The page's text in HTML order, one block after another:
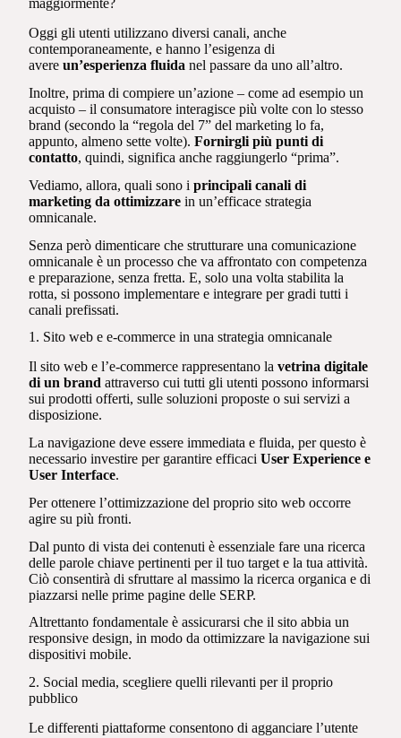
maggiormente?
Oggi gli utenti utilizzano diversi canali, anche
contemporaneamente, e hanno l’esigenza di
avereun’esperienza fluida nel passare da uno all’altro.
Inoltre, prima di compiere un’azione – come ad esempio un
acquisto – il consumatore interagisce più volte con lo stesso
brand (secondo la “regola del 7” del marketing lo fa,
appunto, almeno sette volte).Fornirgli più punti di
contatto, quindi, significa anche raggiungerlo “prima”.
Vediamo, allora, quali sono iprincipali canali di
marketing da ottimizzare in un’efficace strategia
omnicanale.
Senza però dimenticare che strutturare una comunicazione
omnicanale è un processo che va affrontato con competenza
e preparazione, senza fretta. E, solo una volta stabilita la
rotta, si possono implementare e integrare per gradi tutti i
canali prefissati.
1. Sito web e e-commerce in una strategia omnicanale
Il sito web e l’e-commerce rappresentano lavetrina digitale
di un brand attraverso cui tutti gli utenti possono informarsi
sui prodotti offerti, sulle soluzioni proposte o sui servizi a
disposizione.
La navigazione deve essere immediata e fluida, per questo è
necessario investire per garantire efficaci User Experience e
User Interface.
Per ottenere l’ottimizzazione del proprio sito web occorre
agire su più fronti.
Dal punto di vista dei contenuti è essenziale fare una ricerca
delle parole chiave pertinenti per il tuo target e la tua attività.
Ciò consentirà di sfruttare al massimo la ricerca organica e di
piazzarsi nelle prime pagine delle SERP.
Altrettanto fondamentale è assicurarsi che il sito abbia un
responsive design, in modo da ottimizzare la navigazione sui
dispositivi mobile.
2. Social media, scegliere quelli rilevanti per il proprio
pubblico
Le differenti piattaforme consentono di agganciare l’utente